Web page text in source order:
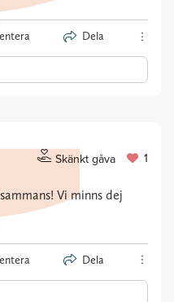
Dela
Skänkt gåva 1
Vi minns dej
Dela